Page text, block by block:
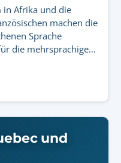
in Afrika und die
machen die
Sprache
die mehrsprachige
und